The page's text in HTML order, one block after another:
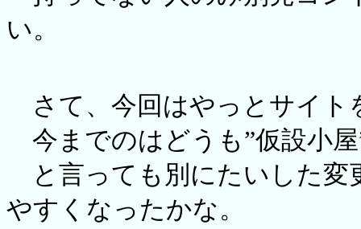
い。
さて、今回はやっとサイト
今までのはどうも”仮設小
と言っても別にたいした
やすくなったかな。